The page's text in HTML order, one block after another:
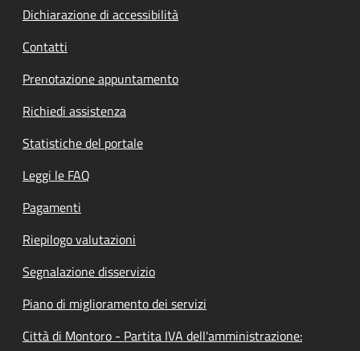
Dichiarazione di accessibilità
Contatti
Prenotazione appuntamento
Richiedi assistenza
Statistiche del portale
Leggi le FAQ
Pagamenti
Riepilogo valutazioni
Segnalazione disservizio
Piano di miglioramento dei servizi
Città di Montoro - Partita IVA dell'amministrazione: